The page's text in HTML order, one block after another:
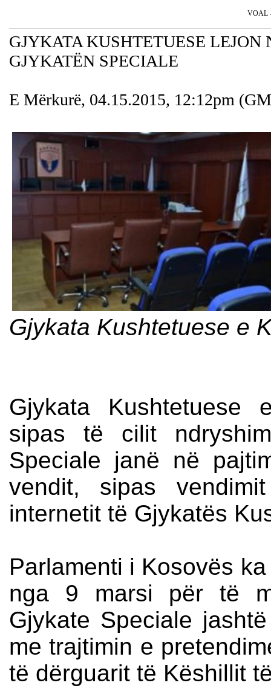
VOAL
GJYKATA KUSHTETUESE
GJYKATËN SPECIALE
E Mërkurë, 04.15.2015, 12:12pm
Gjykata Kushtetuese e
Gjykata Kushtetuese
sipas të cilit
Speciale janë në
vendit, sipas
internetit të Gjykatës
Parlamenti i Kosovës
nga 9 marsi për të
Gjykate Speciale
me trajtimin e
të dërguarit të Këshillit